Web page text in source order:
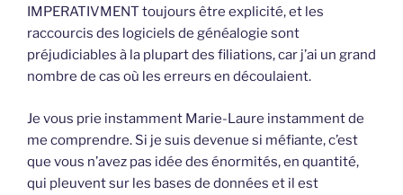
IMPERATIVMENT toujours être explicité, et les
raccourcis des logiciels de généalogie sont
préjudiciables à la plupart des filiations, car j’ai un grand
nombre de cas où les erreurs en découlaient.
Je vous prie instamment Marie-Laure instamment de
me comprendre. Si je suis devenue si méfiante, c’est
que vous n’avez pas idée des énormités, en quantité,
qui pleuvent sur les bases de données et il est